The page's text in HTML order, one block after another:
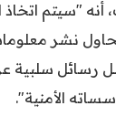
أنه "سيتم اتخاذ
نشر
سلبية
الأمنية".